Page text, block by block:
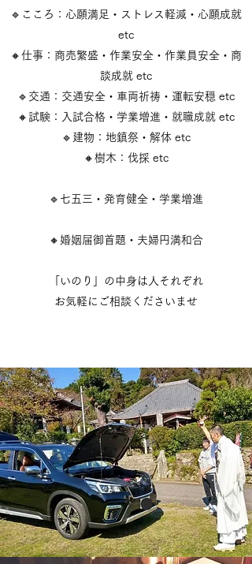
🔹こころ：心願満足・ストレス軽減・心願成就
etc
🔸仕事：商売繁盛・作業安全・作業員安全・商
談成就 etc
🔹交通：交通安全・車両祈祷・運転安穏 etc
🔸試験：入試合格・学業増進・就職成就 etc
🔹建物：地鎮祭・解体 etc
🔸樹木：伐採 etc
🔹七五三・発育健全・学業増進
🔸婚姻届御首題・夫婦円満和合
「いのり」の中身は人それぞれ
​お気軽にご相談くださいませ